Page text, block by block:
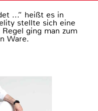
...“ heißt es in
stellte sich eine
ging man zum
Ware.